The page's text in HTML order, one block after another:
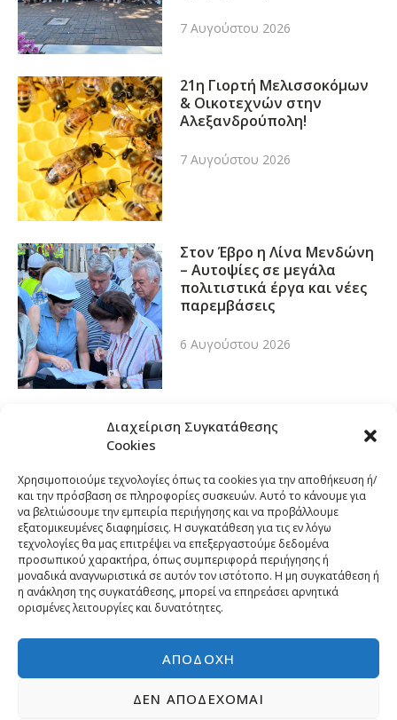
Διαχείριση Συγκατάθεσης
Cookies
Χρησιμοποιούμε τεχνολογίες όπως τα cookies για την αποθήκευση ή/
και την πρόσβαση σε πληροφορίες συσκευών. Αυτό το κάνουμε για
να βελτιώσουμε την εμπειρία περιήγησης και να προβάλλουμε
εξατομικευμένες διαφημίσεις. Η συγκατάθεση για τις εν λόγω
τεχνολογίες θα μας επιτρέψει να επεξεργαστούμε δεδομένα
προσωπικού χαρακτήρα, όπως συμπεριφορά περιήγησης ή
μοναδικά αναγνωριστικά σε αυτόν τον ιστότοπο. Η μη συγκατάθεση ή
η ανάκληση της συγκατάθεσης, μπορεί να επηρεάσει αρνητικά
ορισμένες λειτουργίες και δυνατότητες.
ΑΠΟΔΟΧΉ
ΔΕΝ ΑΠΟΔΈΧΟΜΑΙ
7 Αυγούστου 2026
21η Γιορτή Μελισσοκόμων
& Οικοτεχνών στην
Αλεξανδρούπολη!
7 Αυγούστου 2026
Στον Έβρο η Λίνα Μενδώνη
– Αυτοψίες σε μεγάλα
πολιτιστικά έργα και νέες
παρεμβάσεις
6 Αυγούστου 2026